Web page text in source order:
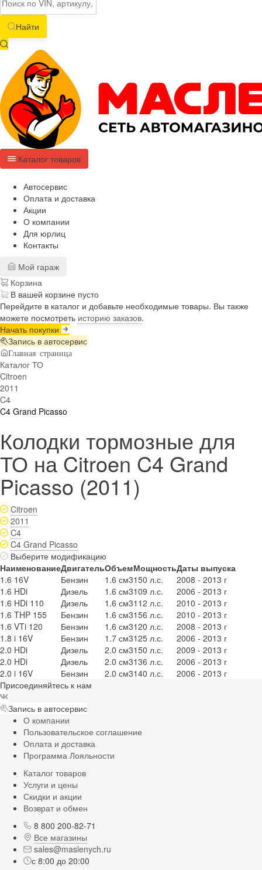
Найти
Каталог товаров
Автосервис
Оплата и доставка
Акции
О компании
Для юрлиц
Контакты
Мой гараж
Корзина
В вашей корзине пусто
Перейдите в каталог и добавьте необходимые товары. Вы также
можете посмотреть историю заказов.
Начать покупки
Запись в автосервис
Главная страница
Каталог ТО
Citroen
2011
C4
C4 Grand Picasso
Колодки тормозные для
ТО на Citroen C4 Grand
Picasso (2011)
Citroen
2011
C4
C4 Grand Picasso
Выберите модификацию
НаименованиеДвигательОбъемМощностьДаты выпуска
1.6 16V
Бензин 1.6 см3150 л.с.
2008 - 2013 г
1.6 HDi
Дизель 1.6 см3109 л.с.
2006 - 2013 г
1.6 HDi 110
Дизель 1.6 см3112 л.с.
2010 - 2013 г
1.6 THP 155
Бензин 1.6 см3156 л.с.
2010 - 2013 г
1.6 VTi 120
Бензин 1.6 см3120 л.с.
2008 - 2013 г
1.8 i 16V
Бензин 1.7 см3125 л.с.
2006 - 2013 г
2.0 HDi
Дизель 2.0 см3150 л.с.
2009 - 2013 г
2.0 HDi
Дизель 2.0 см3136 л.с.
2006 - 2013 г
2.0 i 16V
Бензин 2.0 см3140 л.с.
2006 - 2013 г
Присоединяйтесь к нам
Запись в автосервис
О компании
Пользовательское соглашение
Оплата и доставка
Программа Лояльности
Каталог товаров
Услуги и цены
Скидки и акции
Возврат и обмен
8 800 200-82-71
Все магазины
sales@maslenych.ru
с 8:00 до 20:00